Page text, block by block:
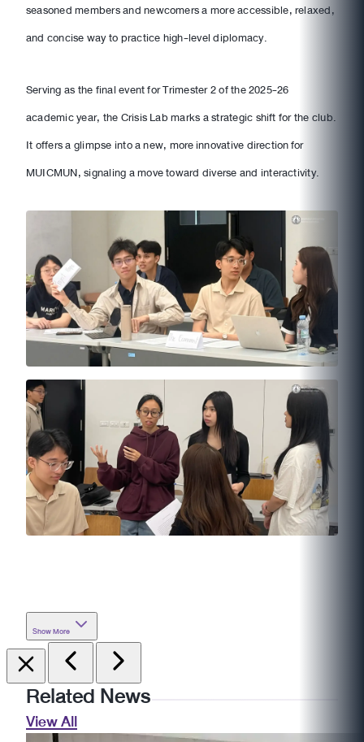
seasoned members and newcomers a more accessible, relaxed,
and concise way to practice high-level diplomacy.
Serving as the final event for Trimester 2 of the 2025-26
academic year, the Crisis Lab marks a strategic shift for the club.
It offers a glimpse into a new, more innovative direction for
MUICMUN, signaling a move toward diverse and interactivity.
Show More
Related News
View All